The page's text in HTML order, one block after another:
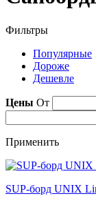
Фильтры
Популярные
Дороже
Дешевле
Цены От
Применить
SUP-борд UNIX